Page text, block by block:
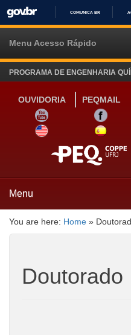
COMUNICA BR
Menu Acesso Rápido
PROGRAMA DE ENGENHARIA
OUVIDORIA PEQMAIL
YOUTUBE
SITE INGLÊS
LINK
Menu
You are here: Home »
Doutorado